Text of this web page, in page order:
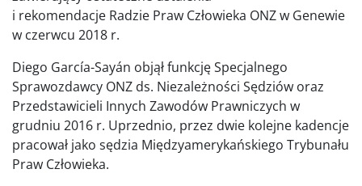
i rekomendacje Radzie Praw Człowieka ONZ w Genewie
w czerwcu 2018 r.
Diego García-Sayán objął funkcję Specjalnego
Sprawozdawcy ONZ ds. Niezależności Sędziów oraz
Przedstawicieli Innych Zawodów Prawniczych w
grudniu 2016 r. Uprzednio, przez dwie kolejne kadencje
pracował jako sędzia Międzyamerykańskiego Trybunału
Praw Człowieka.